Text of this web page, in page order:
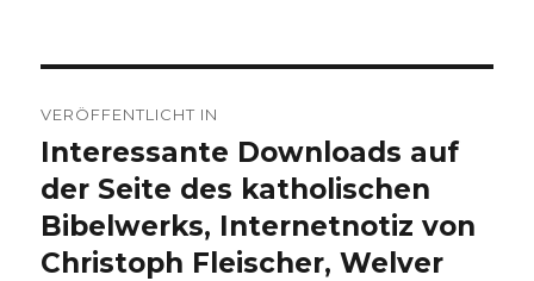
VERÖFFENTLICHT IN
Interessante Downloads auf
der Seite des katholischen
Bibelwerks, Internetnotiz von
Christoph Fleischer, Welver